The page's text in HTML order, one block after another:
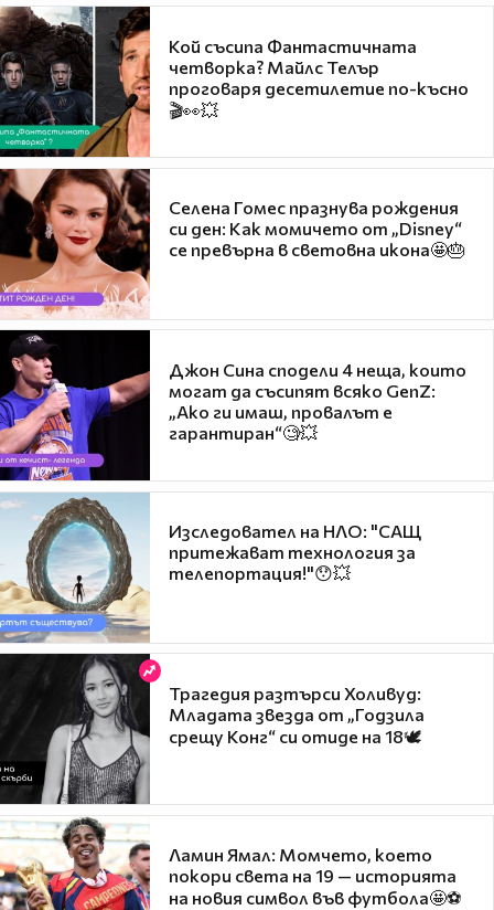
Кой съсипа Фантастичната
четворка? Майлс Телър
проговаря десетилетие по-късно
🎬👀💥
Селена Гомес празнува рождения
си ден: Как момичето от „Disney“
се превърна в световна икона🤩🎂
Джон Сина сподели 4 неща, които
могат да съсипят всяко GenZ:
„Ако ги имаш, провалът е
гарантиран“🧐💥
Изследовател на НЛО: "САЩ
притежават технология за
телепортация!"😯💥
Трагедия разтърси Холивуд:
Младата звезда от „Годзила
срещу Конг“ си отиде на 18🕊️
Ламин Ямал: Момчето, което
покори света на 19 — историята
на новия символ във футбола🤩⚽